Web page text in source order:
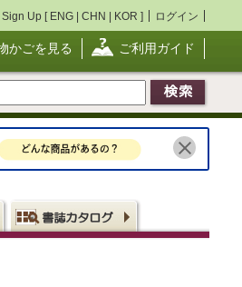
Sign Up [ ENG | CHN | KOR ] ログイン
かごを見る ご利用ガイド